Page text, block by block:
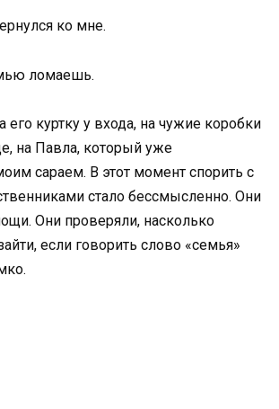
ко мне.
ломаешь.
его куртку у входа, на чужие коробки
на Павла, который уже
сараем. В этот момент спорить с
стало бессмысленно. Они
Они проверяли, насколько
если говорить слово «семья»